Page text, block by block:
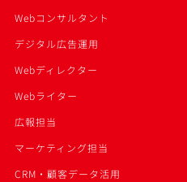
Webコンサルタント
デジタル広告運用
Webディレクター
Webライター
広報担当
マーケティング担当
CRM・顧客データ活用